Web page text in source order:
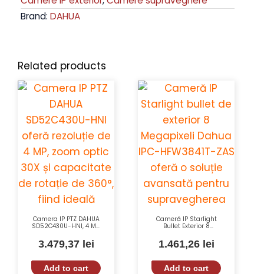
Brand: DAHUA
Related products
Camera IP PTZ DAHUA
SD52C430U-HNI, 4 MP,
Nocturnă, PoE
3.479,37 lei
Add to cart
Cameră IP Starlight
Bullet Exterior 8
HFW3841T-ZAS-27135-
S2 cu Lentilă
1.461,26 lei
Add to cart